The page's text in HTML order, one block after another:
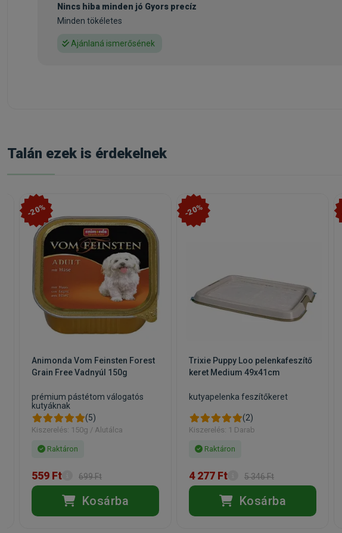
Nincs hiba minden jó Gyors precíz
Minden tökéletes
Ajánlaná ismerősének
Talán ezek is érdekelnek
-20%
Animonda Vom Feinsten Forest
Grain Free Vadnyúl 150g
prémium pástétom válogatós
kutyáknak
(5)
Kiszerelés: 150g / Alutálca
Raktáron
559 Ft 699 Ft
Kosárba
-20%
Trixie Puppy Loo pelenkafeszítő
keret Medium 49x41cm
kutyapelenka feszítőkeret
(2)
Kiszerelés: 1 Darab
Raktáron
4 277 Ft 5 346 Ft
Kosárba